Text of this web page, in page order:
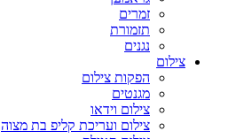
זמרים
תזמורת
נגנים
צילום
הפקות צילום
מגנטים
צילום וידאו
צילום ועריכת קליפ בת מצוה